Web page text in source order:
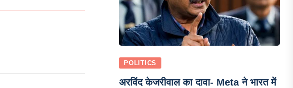
POLITICS
अरविंद केजरीवाल का दावा- Meta ने भारत में